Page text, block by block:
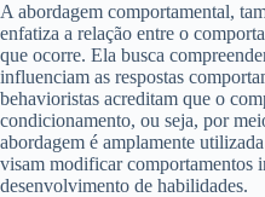
A abordagem comportamental,
enfatiza a relação entre o
que ocorre. Ela busca
influenciam as respostas
behavioristas acreditam que o
condicionamento, ou seja, por
abordagem é amplamente
visam modificar comportamentos
desenvolvimento de habilidades.